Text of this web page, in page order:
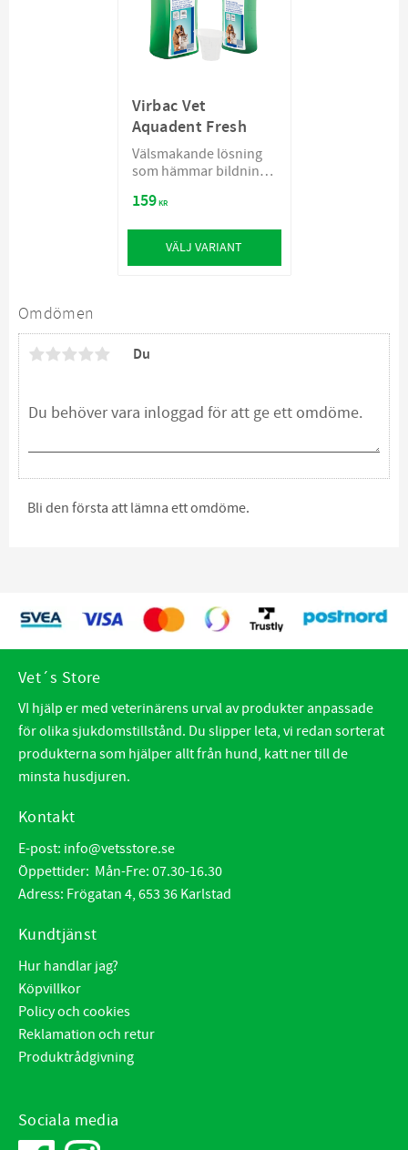
Omdömen
Du
Bli den första att lämna ett omdöme.
Virbac Vet
Aquadent Fresh
Välsmakande lösning
som hämmar bildning
andedräkt
159KR
VÄLJ VARIANT
Vet´s Store
VI hjälp er med veterinärens urval av produkter anpassade
för olika sjukdomstillstånd. Du slipper leta, vi redan sorterat
produkterna som hjälper allt från hund, katt ner till de
minsta husdjuren.
Kontakt
E-post: info@vetsstore.se
Öppettider: Mån-Fre: 07.30-16.30
Adress: Frögatan 4, 653 36 Karlstad
Kundtjänst
Hur handlar jag?
Köpvillkor
Policy och cookies
Reklamation och retur
Produktrådgivning
Sociala media